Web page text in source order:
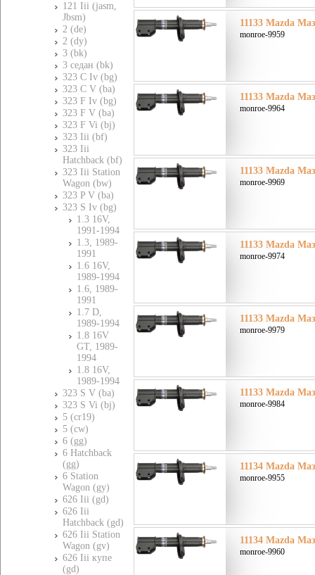
121 Iii (jasm,
Jbsm)
2 (de)
2 (dy)
3 (bk)
3 седан (bk)
323 C Iv (bg)
323 C V (ba)
323 F Iv (bg)
323 F V (ba)
323 F Vi (bj)
323 Iii (bf)
323 Iii
Hatchback (bf)
323 Iii Station
Wagon (bw)
323 P V (ba)
323 S Iv (bg)
1.3 16V,
1991-1994
1.3, 1989-
1991
1.6 16V,
1989-1994
1.6, 1989-
1991
1.7 D,
1989-1994
1.8 16V
GT, 1989-
1994
1.8 16V,
1989-1994
323 S V (ba)
323 S Vi (bj)
5 (cr19)
5 (cw)
6 (gg)
6 Hatchback
(gg)
6 Station
Wagon (gy)
626 Iii (gd)
626 Iii
Hatchback (gd)
626 Iii Station
Wagon (gv)
626 Iii купе
(gd)
11133 Mazda
monroe-9959
11133 Mazda
monroe-9964
11133 Mazda
monroe-9969
11133 Mazda
monroe-9974
11133 Mazda
monroe-9979
11133 Mazda
monroe-9984
11134 Mazda
monroe-9955
11134 Mazda
monroe-9960